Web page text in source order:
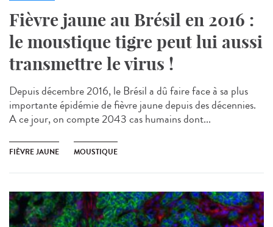
Fièvre jaune au Brésil en 2016 :
le moustique tigre peut lui aussi
transmettre le virus !
Depuis décembre 2016, le Brésil a dû faire face à sa plus
importante épidémie de fièvre jaune depuis des décennies.
A ce jour, on compte 2043 cas humains dont...
FIÈVRE JAUNE MOUSTIQUE